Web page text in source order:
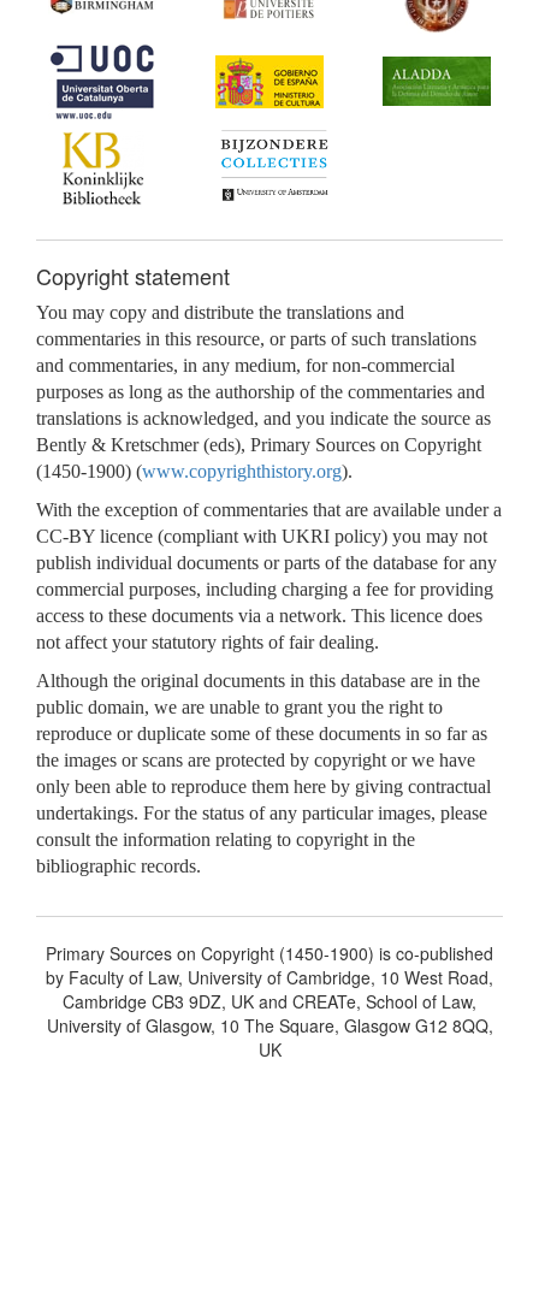
Copyright statement
You may copy and distribute the translations and
commentaries in this resource, or parts of such translations
and commentaries, in any medium, for non-commercial
purposes as long as the authorship of the commentaries and
translations is acknowledged, and you indicate the source as
Bently & Kretschmer (eds), Primary Sources on Copyright
(1450-1900) (www.copyrighthistory.org).
With the exception of commentaries that are available under a
CC-BY licence (compliant with UKRI policy) you may not
publish individual documents or parts of the database for any
commercial purposes, including charging a fee for providing
access to these documents via a network. This licence does
not affect your statutory rights of fair dealing.
Although the original documents in this database are in the
public domain, we are unable to grant you the right to
reproduce or duplicate some of these documents in so far as
the images or scans are protected by copyright or we have
only been able to reproduce them here by giving contractual
undertakings. For the status of any particular images, please
consult the information relating to copyright in the
bibliographic records.
Primary Sources on Copyright (1450-1900) is co-published
by Faculty of Law, University of Cambridge, 10 West Road,
Cambridge CB3 9DZ, UK and CREATe, School of Law,
University of Glasgow, 10 The Square, Glasgow G12 8QQ,
UK